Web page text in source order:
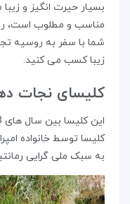
بسیار حیرت انگیز و
مناسب و مطلوب است،
شما با سفر به روسیه
زیبا کسب می کنید.
کلیسای نجات
کلیسا توسط خانواده
به سبک ملی گرایی